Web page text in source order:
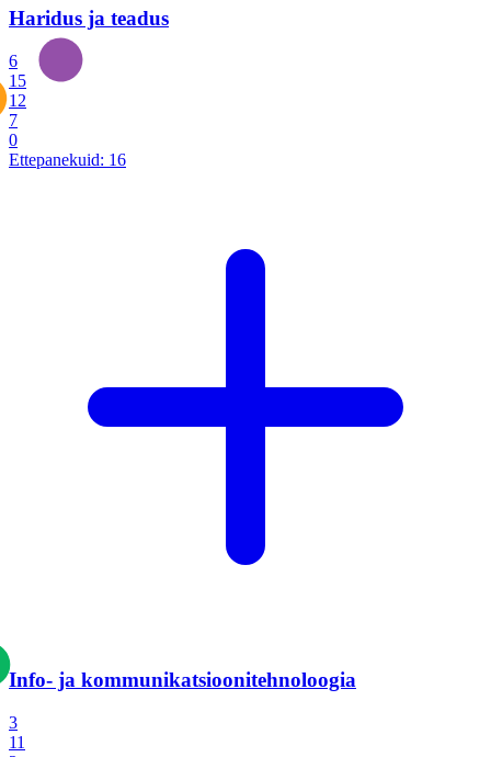
Haridus ja teadus
6
15
12
7
0
Ettepanekuid: 16
Info- ja kommunikatsiooni­tehnoloogia
3
11